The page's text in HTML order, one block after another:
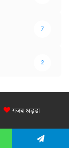
7
2
गजब अड्डा